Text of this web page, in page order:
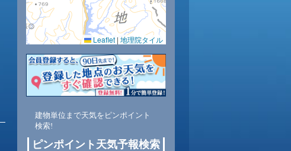
0.0 0.0 0.0 0.0
83 87 90 92
西 西 西 北西
1 1 1 0
Leaflet | 地理院タイル
建物単位まで天気をピンポイント
検索!
ピンポイント天気予報検索